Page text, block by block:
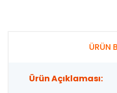
ÜRÜN
Ürün Açıklaması: